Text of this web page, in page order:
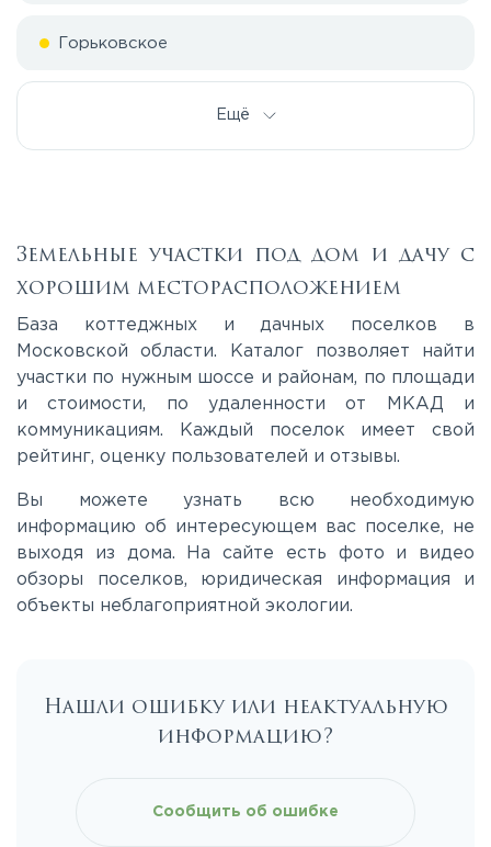
Горьковское
Киевское
Минское
Новорижское
Ещё
Земельные участки под дом и дачу с
хорошим месторасположением
База коттеджных и дачных поселков в
Московской области. Каталог позволяет найти
участки по нужным шоссе и районам, по площади
и стоимости, по удаленности от МКАД и
коммуникациям. Каждый поселок имеет свой
рейтинг, оценку пользователей и отзывы.
Вы можете узнать всю необходимую
информацию об интересующем вас поселке, не
выходя из дома. На сайте есть фото и видео
обзоры поселков, юридическая информация и
объекты неблагоприятной экологии.
Нашли ошибку или неактуальную
информацию?
Сообщить об ошибке